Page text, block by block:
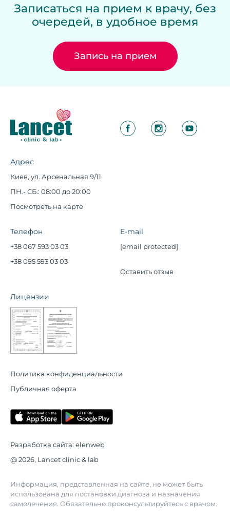
Записаться на прием к врачу, без
очередей, в удобное время
Запись на прием
Адрес
Киев, ул. Арсенальная 9/11
ПН.- СБ.: 08:00 до 20:00
Посмотреть на карте
Телефон
+38 067 593 03 03
+38 095 593 03 03
E-mail
[email protected]
Оставить отзыв
Лицензии
Политика конфиденциальности
Публичная оферта
Разработка сайта: elenweb
@ 2026, Lancet clinic & lab
Информация, представленная на сайте, не может быть
использована для постановки диагноза и назначения
самолечения. Обязательно проконсультируйтесь с врачом.